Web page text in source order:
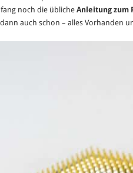
noch die übliche Anleitung zum
auch schon – alles Vorhanden